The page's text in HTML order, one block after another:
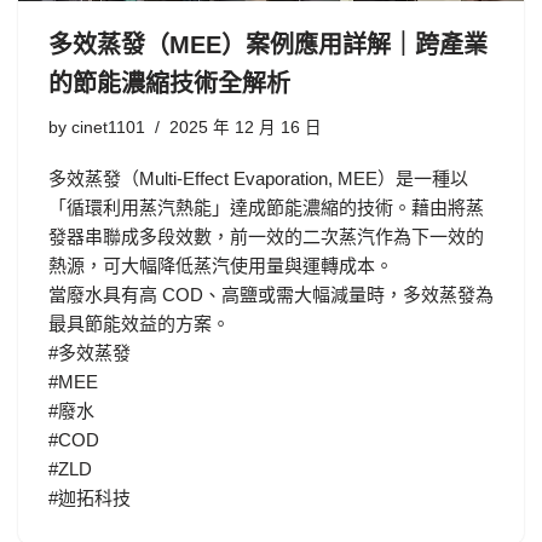
多效蒸發（MEE）案例應用詳解｜跨產業
的節能濃縮技術全解析
by cinet1101 2025 年 12 月 16 日
多效蒸發（Multi-Effect Evaporation, MEE）是一種以
「循環利用蒸汽熱能」達成節能濃縮的技術。藉由將蒸
發器串聯成多段效數，前一效的二次蒸汽作為下一效的
熱源，可大幅降低蒸汽使用量與運轉成本。
當廢水具有高 COD、高鹽或需大幅減量時，多效蒸發為
最具節能效益的方案。
#多效蒸發
#MEE
#廢水
#COD
#ZLD
#迦拓科技